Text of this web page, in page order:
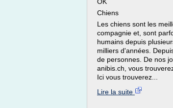
Chiens
Les chiens sont les
compagnie et, sont
humains depuis
milliers d'années.
de personnes. De nos
anibis.ch, vous
Ici vous trouverez...
Lire la suite